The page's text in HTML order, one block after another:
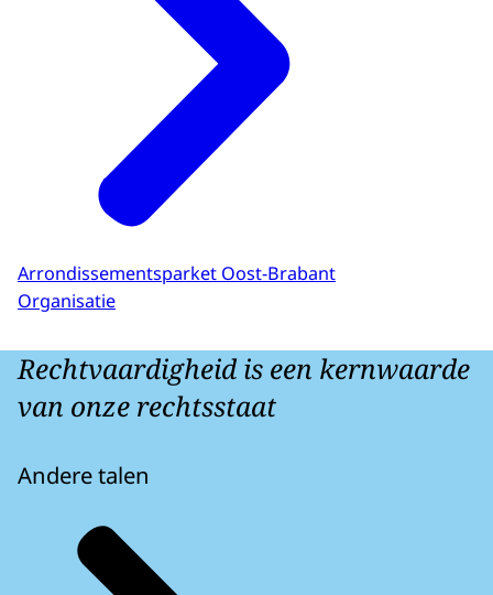
Arrondissementsparket Oost-Brabant
Organisatie
Rechtvaardigheid is een kernwaarde
van onze rechtsstaat
Andere talen